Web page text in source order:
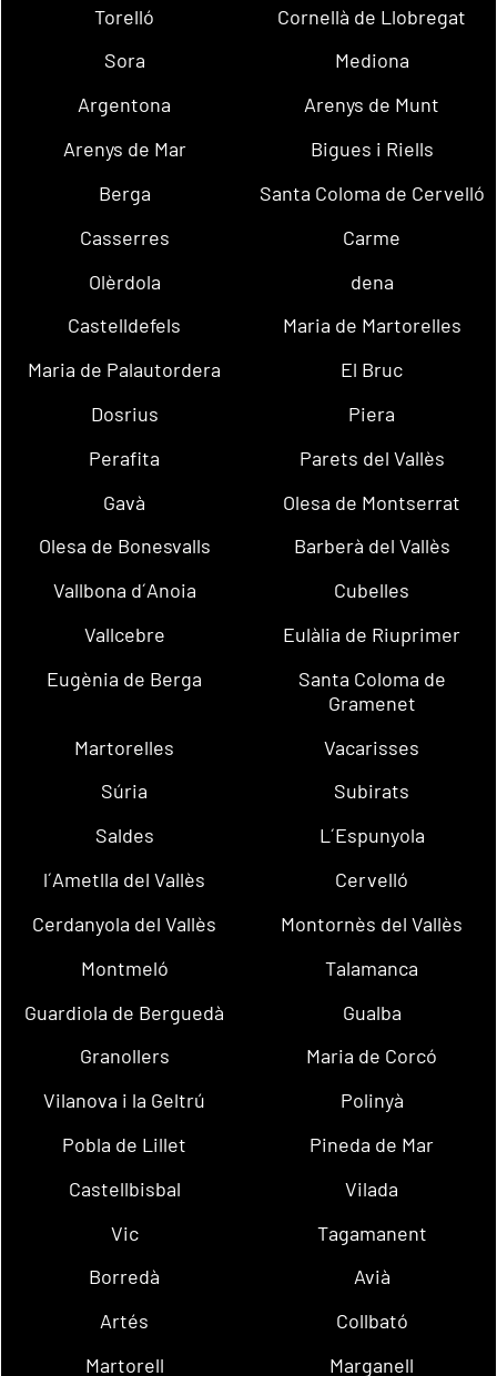
Torelló
Cornellà de Llobregat
Sora
Mediona
Argentona
Arenys de Munt
Arenys de Mar
Bigues i Riells
Berga
Santa Coloma de Cervelló
Casserres
Carme
Olèrdola
dena
Castelldefels
Maria de Martorelles
Maria de Palautordera
El Bruc
Dosrius
Piera
Perafita
Parets del Vallès
Gavà
Olesa de Montserrat
Olesa de Bonesvalls
Barberà del Vallès
Vallbona d´Anoia
Cubelles
Vallcebre
Eulàlia de Riuprimer
Eugènia de Berga
Santa Coloma de
Gramenet
Martorelles
Vacarisses
Súria
Subirats
Saldes
L´Espunyola
l´Ametlla del Vallès
Cervelló
Cerdanyola del Vallès
Montornès del Vallès
Montmeló
Talamanca
Guardiola de Berguedà
Gualba
Granollers
Maria de Corcó
Vilanova i la Geltrú
Polinyà
Pobla de Lillet
Pineda de Mar
Castellbisbal
Vilada
Vic
Tagamanent
Borredà
Avià
Artés
Collbató
Martorell
Marganell